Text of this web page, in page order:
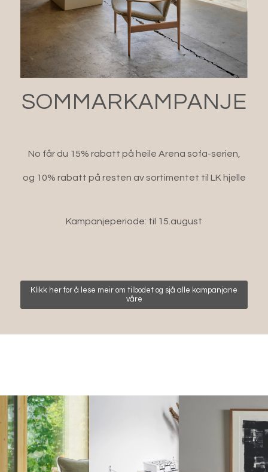
SOMMARKAMPANJE
No får du 15% rabatt på heile Arena sofa-serien,
og 10% rabatt på resten av sortimentet til LK hjelle
Kampanjeperiode: til 15.august
Klikk her for å lese meir om tilbodet og sjå alle kampanjane
våre